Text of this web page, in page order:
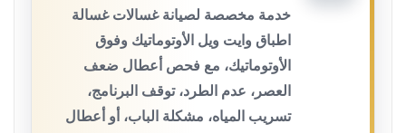
خدمة مخصصة لصيانة غسالات غسالة
اطباق وايت ويل الأوتوماتيك وفوق
الأوتوماتيك، مع فحص أعطال ضعف
العصر، عدم الطرد، توقف البرنامج،
تسريب المياه، مشكلة الباب، أو أعطال